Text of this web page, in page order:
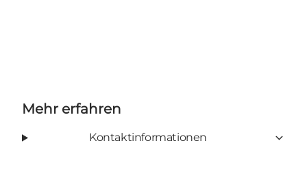
Mehr erfahren
Kontaktinformationen